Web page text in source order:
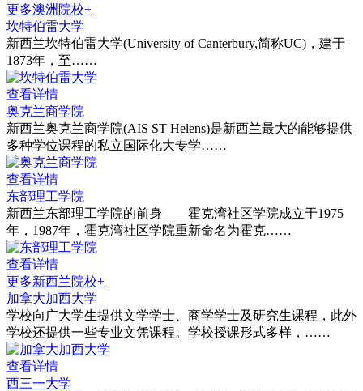
更多澳洲院校+
坎特伯雷大学
新西兰坎特伯雷大学(University of Canterbury,简称UC)，建于
1873年，至……
查看详情
奥克兰商学院
新西兰奥克兰商学院(AIS ST Helens)是新西兰最大的能够提供
多种学位课程的私立国际化大专学……
查看详情
东部理工学院
新西兰东部理工学院的前身——霍克湾社区学院成立于1975
年，1987年，霍克湾社区学院重新命名为霍克……
查看详情
更多新西兰院校+
加拿大加西大学
学校向广大学生提供文学学士、商学学士及研究生课程，此外
学校还提供一些专业文凭课程。学校授课形式多样，……
查看详情
西三一大学